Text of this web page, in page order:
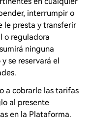
interrumpir o
le presta y transferir
o reguladora
ninguna
se reservará el
a cobrarle las tarifas
al presente
en la Plataforma.